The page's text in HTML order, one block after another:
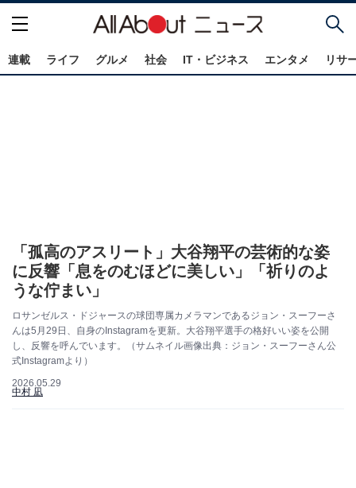
連載 ライフ グルメ 社会 IT・ビジネス エンタメ リサ
「孤高のアスリート」大谷翔平の芸術的な姿
に反響「息をのむほどに美しい」「祈りのよ
うな佇まい」
ロサンゼルス・ドジャースの球団専属カメラマンであるジョン・スーフーさ
んは5月29日、自身のInstagramを更新。大谷翔平選手の格好いい姿を公開
し、反響を呼んでいます。（サムネイル画像出典：ジョン・スーフーさん公
式Instagramより）
2026.05.29
中村 凪